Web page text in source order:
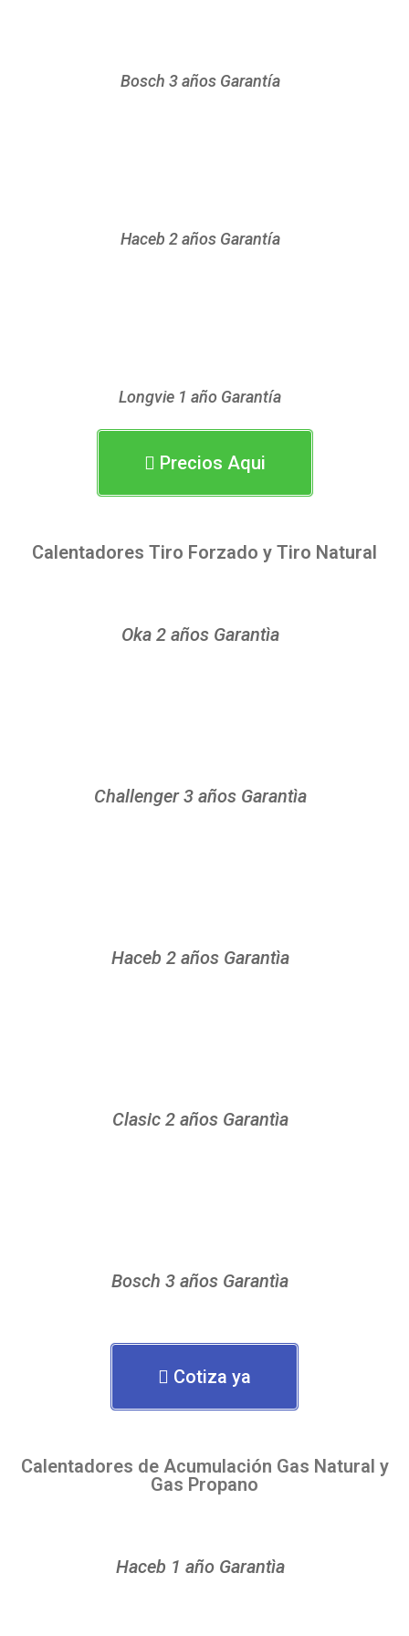
Bosch 3 años Garantía
Haceb 2 años Garantía
Longvie 1 año Garantía
Precios Aqui
Calentadores Tiro Forzado y Tiro Natural
Oka 2 años Garantìa
Challenger 3 años Garantìa
Haceb 2 años Garantìa
Clasic 2 años Garantìa
Bosch 3 años Garantìa
Cotiza ya
Calentadores de Acumulación Gas Natural y
Gas Propano
Haceb 1 año Garantìa